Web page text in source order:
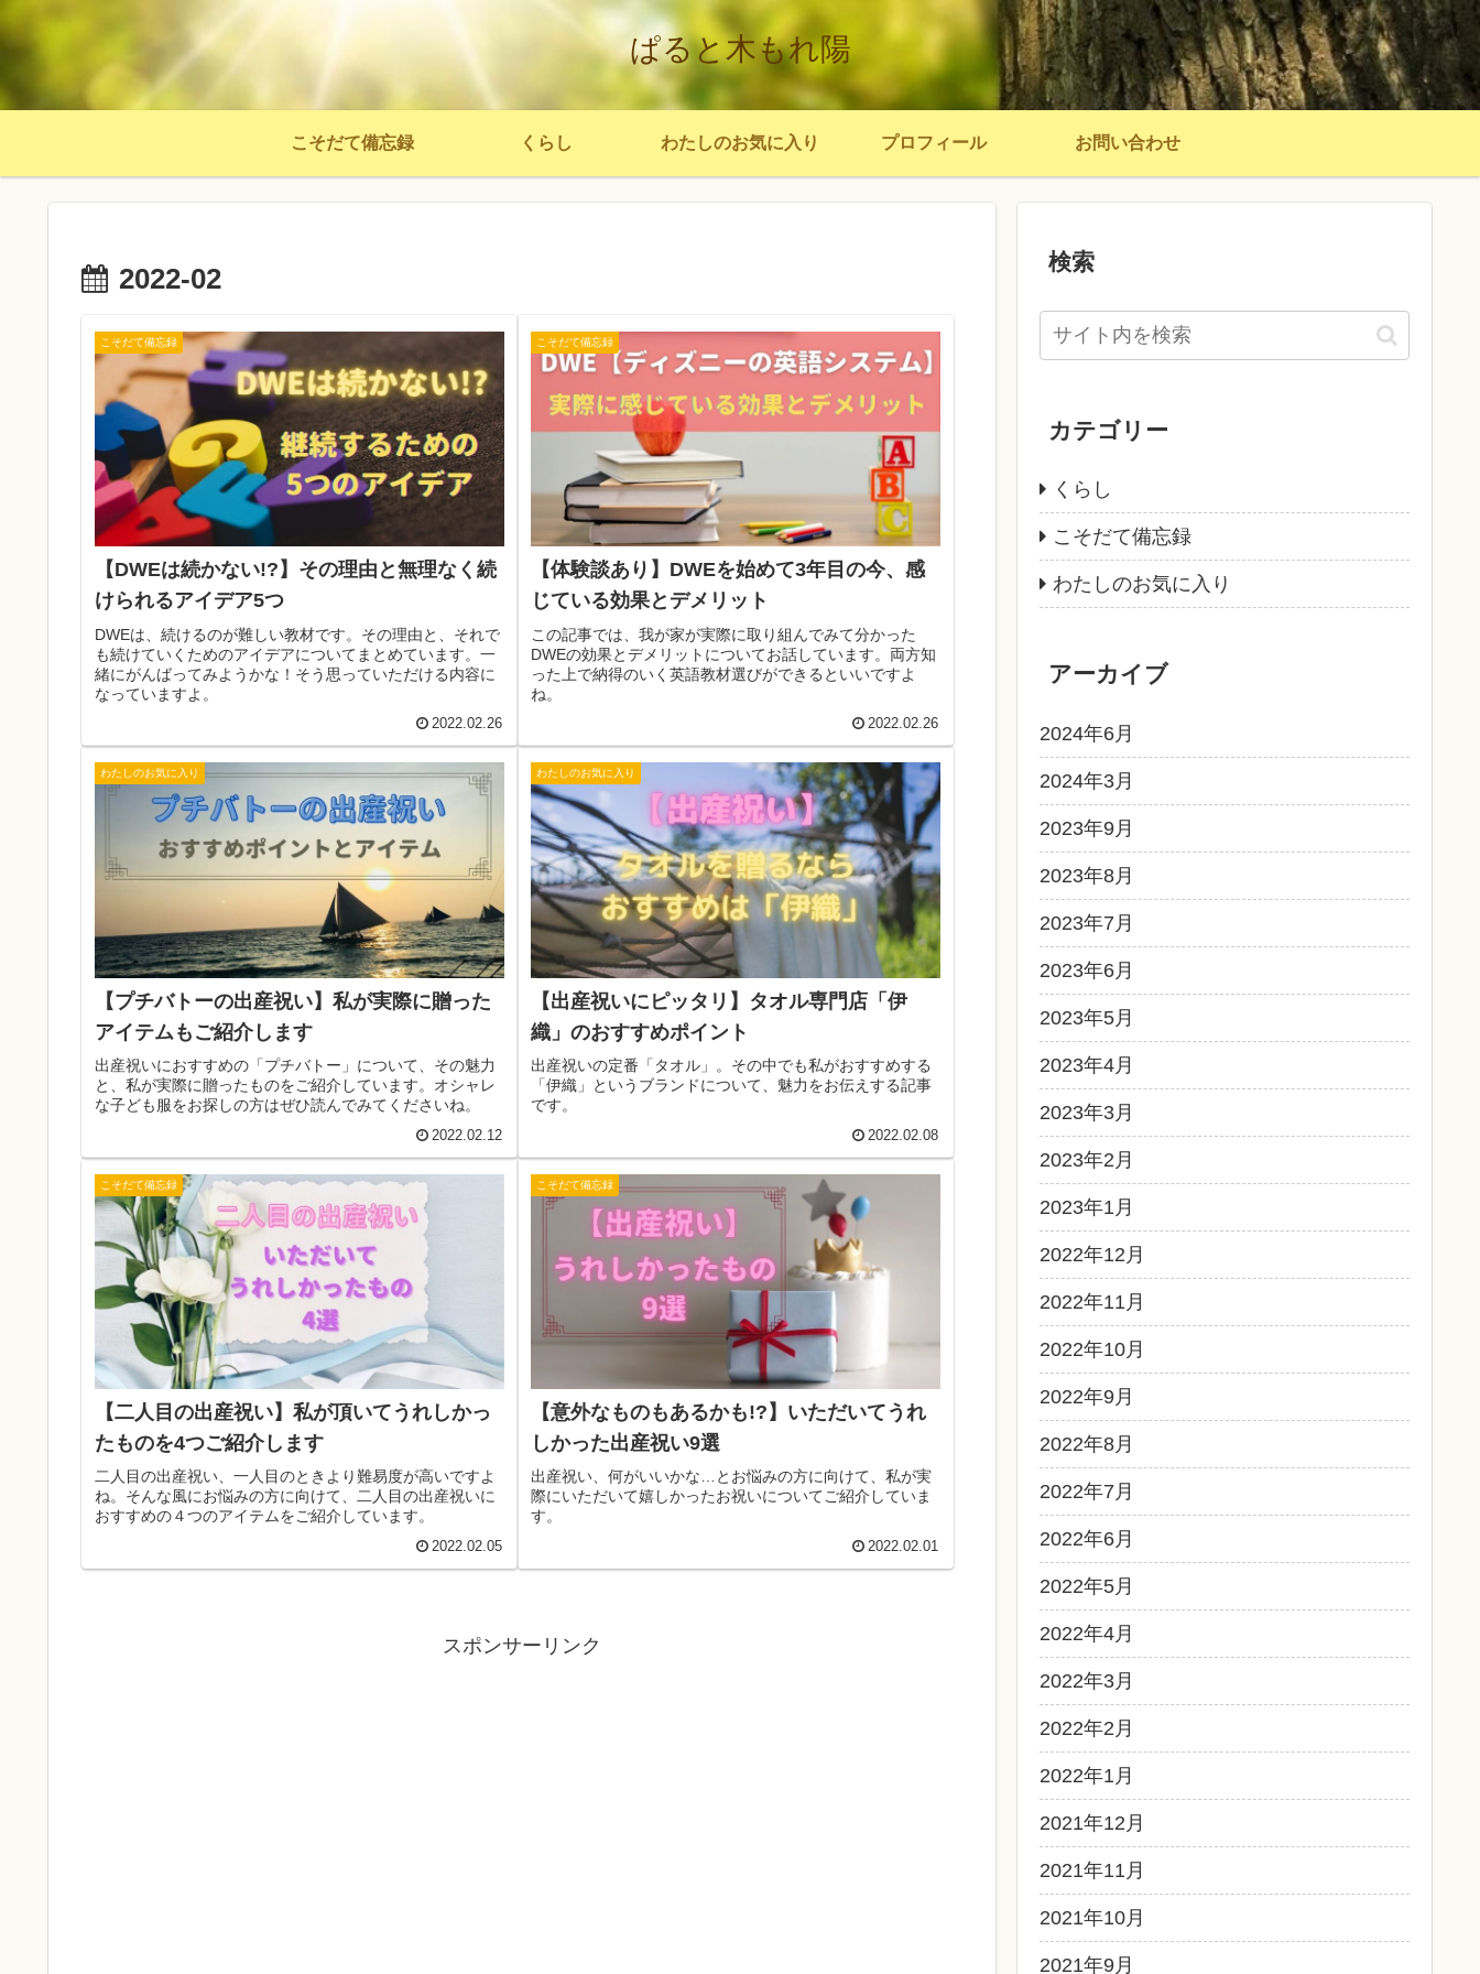
ぱると木もれ陽
こそだて備忘録 くらし わたしのお気に入り プロフィール お問い合わせ
2022-02
こそだて備忘録
【DWEは続かない!?】その理由と無理なく続
けられるアイデア5つ
DWEは、続けるのが難しい教材です。その理由と、それで
も続けていくためのアイデアについてまとめています。一
緒にがんばってみようかな！そう思っていただける内容に
なっていますよ。
2022.02.26
こそだて備忘録
【体験談あり】DWEを始めて3年目の今、感
じている効果とデメリット
この記事では、我が家が実際に取り組んでみて分かった
DWEの効果とデメリットについてお話しています。両方知
った上で納得のいく英語教材選びができるといいですよ
ね。
2022.02.26
わたしのお気に入り
【プチバトーの出産祝い】私が実際に贈った
アイテムもご紹介します
出産祝いにおすすめの「プチバトー」について、その魅力
と、私が実際に贈ったものをご紹介しています。オシャレ
な子ども服をお探しの方はぜひ読んでみてくださいね。
2022.02.12
わたしのお気に入り
【出産祝いにピッタリ】タオル専門店「伊
織」のおすすめポイント
出産祝いの定番「タオル」。その中でも私がおすすめする
「伊織」というブランドについて、魅力をお伝えする記事
です。
2022.02.08
こそだて備忘録
【二人目の出産祝い】私が頂いてうれしかっ
たものを4つご紹介します
二人目の出産祝い、一人目のときより難易度が高いですよ
ね。そんな風にお悩みの方に向けて、二人目の出産祝いに
おすすめの４つのアイテムをご紹介しています。
2022.02.05
こそだて備忘録
【意外なものもあるかも!?】いただいてうれ
しかった出産祝い9選
出産祝い、何がいいかな…とお悩みの方に向けて、私が実
際にいただいて嬉しかったお祝いについてご紹介していま
す。
2022.02.01
スポンサーリンク
検索
カテゴリー
くらし
こそだて備忘録
わたしのお気に入り
アーカイブ
2024年6月
2024年3月
2023年9月
2023年8月
2023年7月
2023年6月
2023年5月
2023年4月
2023年3月
2023年2月
2023年1月
2022年12月
2022年11月
2022年10月
2022年9月
2022年8月
2022年7月
2022年6月
2022年5月
2022年4月
2022年3月
2022年2月
2022年1月
2021年12月
2021年11月
2021年10月
2021年9月